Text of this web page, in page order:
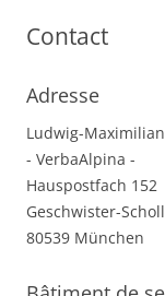
Contact
Adresse
Ludwig-
- VerbaAlpina -
Hauspostfach 152
Geschwister-
80539 München